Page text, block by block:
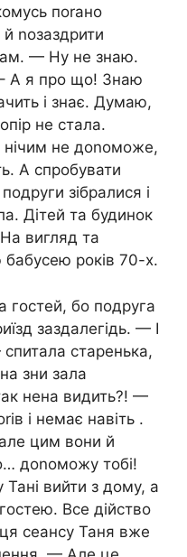
поrано
nозаздрити
— Ну не знаю.
– А я про що! Знаю
і знає. Думаю,
не стала.
не доnоможе,
А спробувати
зібралися і
Дітей та будинок
вигляд та
років 70-х.
гостей, бо подруга
заздалегідь. — І
старенька,
зни зала
нена видить?! —
і немає навіть .
цим вони й
доnоможу тобі!
вийти з дому, а
Все дійство
сеансу Таня вже